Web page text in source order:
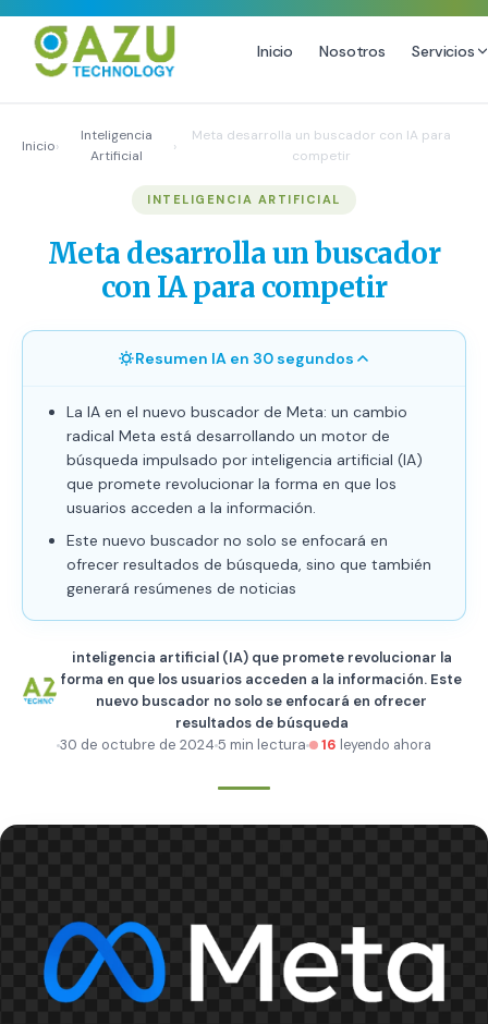
Inicio Nosotros Servicios
Email Marketing y SMS
Growth Youtube ↗
Producción de Videos
Inicio›
Inteligencia
Artificial
›
Meta desarrolla un buscador con IA para
competir
INTELIGENCIA ARTIFICIAL
Meta desarrolla un buscador
con IA para competir
Resumen IA en 30 segundos
La IA en el nuevo buscador de Meta: un cambio
radical Meta está desarrollando un motor de
búsqueda impulsado por inteligencia artificial (IA)
que promete revolucionar la forma en que los
usuarios acceden a la información.
Este nuevo buscador no solo se enfocará en
ofrecer resultados de búsqueda, sino que también
generará resúmenes de noticias
inteligencia artificial (IA) que promete revolucionar la
forma en que los usuarios acceden a la información. Este
nuevo buscador no solo se enfocará en ofrecer
resultados de búsqueda
30 de octubre de 2024 5 min lectura 16 leyendo ahora